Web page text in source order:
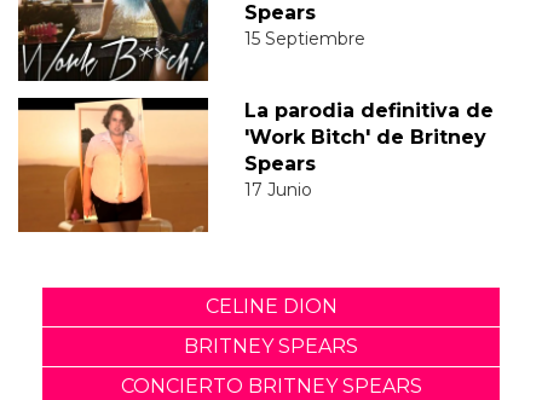
Spears
15 Septiembre
La parodia definitiva de
'Work Bitch' de Britney
Spears
17 Junio
CELINE DION
BRITNEY SPEARS
CONCIERTO BRITNEY SPEARS